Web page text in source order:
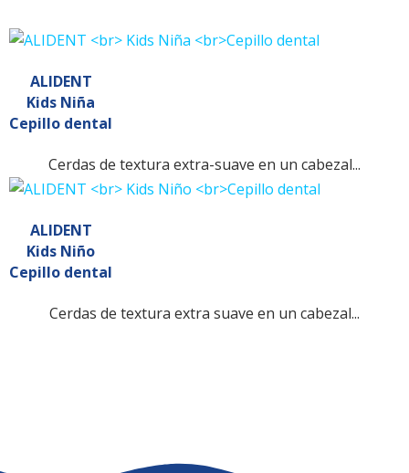
ALIDENT
Kids Niña
Cepillo dental
Cerdas de textura extra-suave en un cabezal...
ALIDENT
Kids Niño
Cepillo dental
Cerdas de textura extra suave en un cabezal...